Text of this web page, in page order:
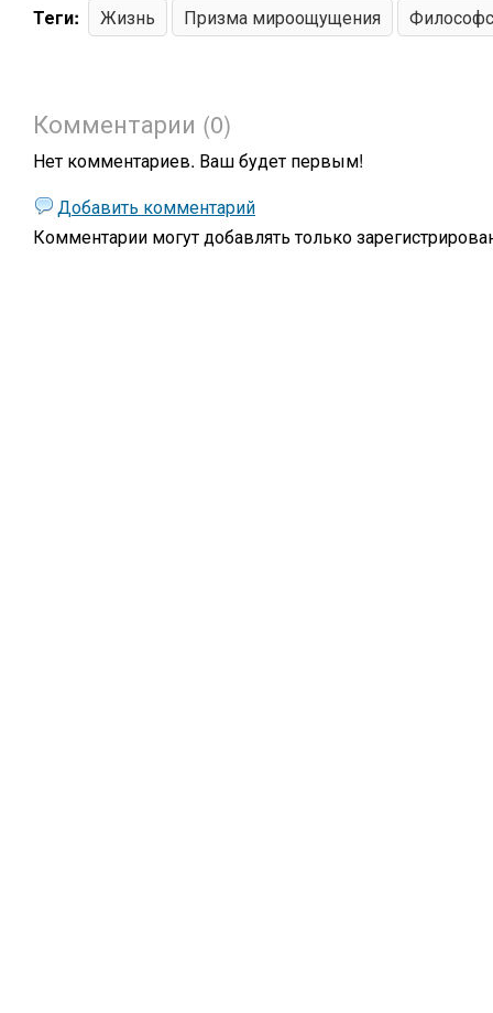
Теги: Жизнь Призма мироощущения
Комментарии (0)
Нет комментариев. Ваш будет первым!
Добавить комментарий
Комментарии могут добавлять только